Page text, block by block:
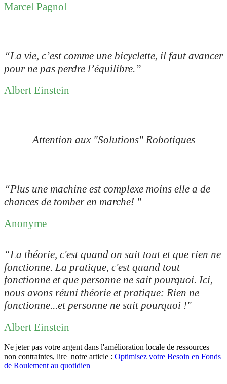
Marcel Pagnol
“La vie, c’est comme une bicyclette, il faut avancer
pour ne pas perdre l’équilibre.”
Albert Einstein
Attention aux "Solutions" Robotiques
“Plus une machine est complexe moins elle a de
chances de tomber en marche! "
Anonyme
“La théorie, c'est quand on sait tout et que rien ne
fonctionne. La pratique, c'est quand tout
fonctionne et que personne ne sait pourquoi. Ici,
nous avons réuni théorie et pratique: Rien ne
fonctionne...et personne ne sait pourquoi !"
Albert Einstein
Ne jeter pas votre argent dans l'amélioration locale de ressources
non contraintes, lire notre article : Optimisez votre Besoin en Fonds
de Roulement au quotidien